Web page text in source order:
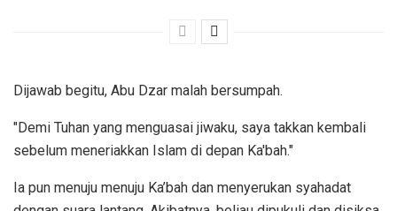
Dijawab begitu, Abu Dzar malah bersumpah.
"Demi Tuhan yang menguasai jiwaku, saya takkan kembali
sebelum meneriakkan Islam di depan Ka'bah."
Ia pun menuju menuju Ka’bah dan menyerukan syahadat